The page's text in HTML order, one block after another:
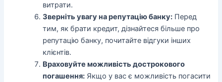
витрати.
Зверніть увагу на репутацію банку: Перед
тим, як брати кредит, дізнайтеся більше про
репутацію банку, почитайте відгуки інших
клієнтів.
Враховуйте можливість дострокового
погашення: Якщо у вас є можливість погасити